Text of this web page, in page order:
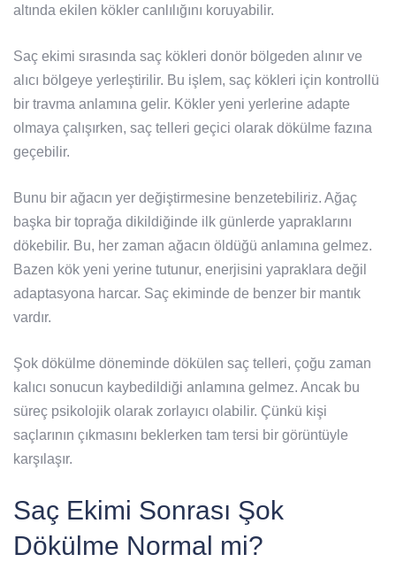
altında ekilen kökler canlılığını koruyabilir.
Saç ekimi sırasında saç kökleri donör bölgeden alınır ve
alıcı bölgeye yerleştirilir. Bu işlem, saç kökleri için kontrollü
bir travma anlamına gelir. Kökler yeni yerlerine adapte
olmaya çalışırken, saç telleri geçici olarak dökülme fazına
geçebilir.
Bunu bir ağacın yer değiştirmesine benzetebiliriz. Ağaç
başka bir toprağa dikildiğinde ilk günlerde yapraklarını
dökebilir. Bu, her zaman ağacın öldüğü anlamına gelmez.
Bazen kök yeni yerine tutunur, enerjisini yapraklara değil
adaptasyona harcar. Saç ekiminde de benzer bir mantık
vardır.
Şok dökülme döneminde dökülen saç telleri, çoğu zaman
kalıcı sonucun kaybedildiği anlamına gelmez. Ancak bu
süreç psikolojik olarak zorlayıcı olabilir. Çünkü kişi
saçlarının çıkmasını beklerken tam tersi bir görüntüyle
karşılaşır.
Saç Ekimi Sonrası Şok
Dökülme Normal mi?